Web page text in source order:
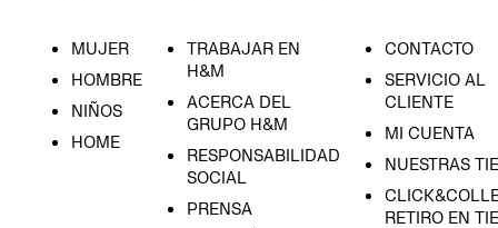
MUJER
HOMBRE
NIÑOS
HOME
TRABAJAR EN
H&M
ACERCA DEL
GRUPO H&M
RESPONSABILIDAD
SOCIAL
PRENSA
CONTACTO
SERVICIO AL
CLIENTE
MI CUENTA
NUESTRAS
RETIRO EN